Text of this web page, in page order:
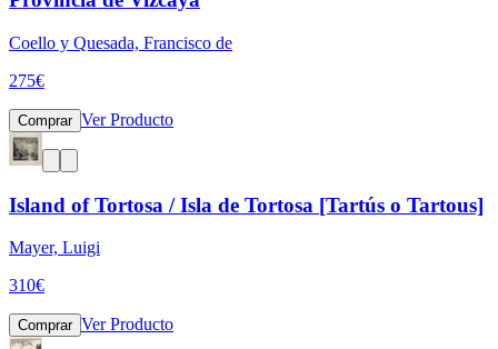
Coello y Quesada, Francisco de
275€
Comprar Ver Producto
Island of Tortosa / Isla de Tortosa [Tartús o Tartous]
Mayer, Luigi
310€
Comprar Ver Producto